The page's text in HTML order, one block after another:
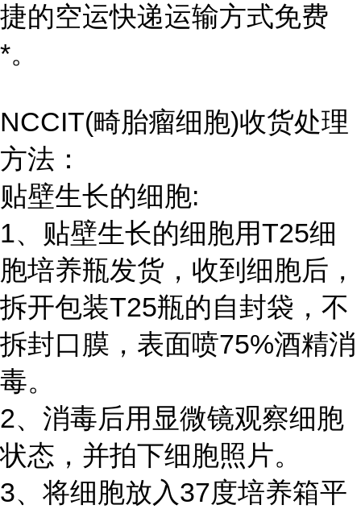
捷的空运快递运输方式免费
*。
NCCIT(畸胎瘤细胞)收货处理
方法：
贴壁生长的细胞:
1、贴壁生长的细胞用T25细
胞培养瓶发货，收到细胞后，
拆开包装T25瓶的自封袋，不
拆封口膜，表面喷75%酒精消
毒。
2、消毒后用显微镜观察细胞
状态，并拍下细胞照片。
3、将细胞放入37度培养箱平